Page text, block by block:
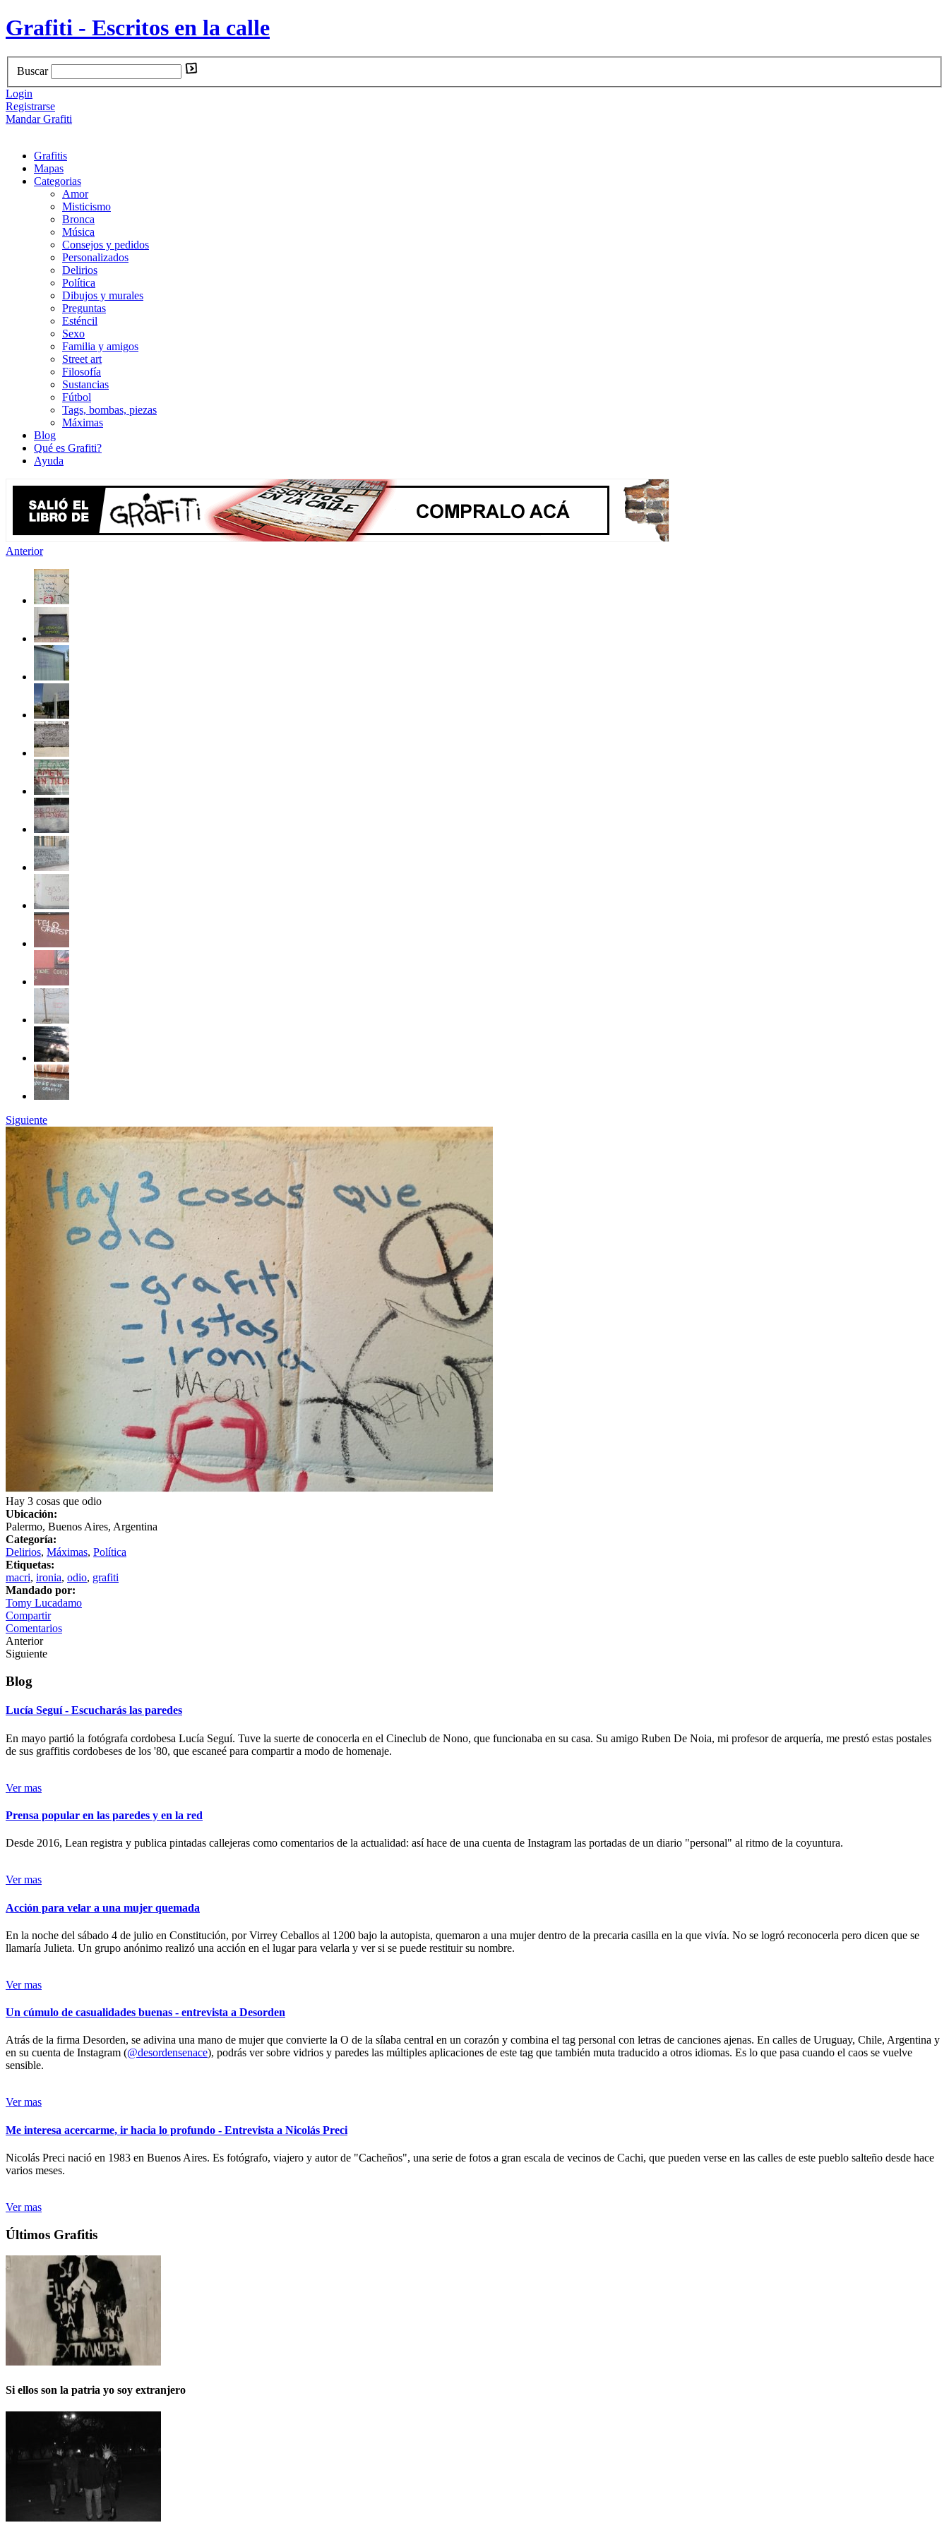
Grafiti - Escritos en la calle
Buscar
Login
Registrarse
Mandar Grafiti
Grafitis
Mapas
Categorias
Amor
Misticismo
Bronca
Música
Consejos y pedidos
Personalizados
Delirios
Política
Dibujos y murales
Preguntas
Esténcil
Sexo
Familia y amigos
Street art
Filosofía
Sustancias
Fútbol
Tags, bombas, piezas
Máximas
Blog
Qué es Grafiti?
Ayuda
Anterior
Siguiente
Hay 3 cosas que odio
Ubicación:
Palermo, Buenos Aires, Argentina
Categoría:
Delirios, Máximas, Política
Etiquetas:
macri, ironia, odio, grafiti
Mandado por:
Tomy Lucadamo
Compartir
Comentarios
Anterior
Siguiente
Blog
Lucía Seguí - Escucharás las paredes
En mayo partió la fotógrafa cordobesa Lucía Seguí. Tuve la suerte de conocerla en el Cineclub de Nono, que funcionaba en su casa. Su amigo Ruben De Noia, mi profesor de arquería, me prestó estas postales
de sus graffitis cordobeses de los '80, que escaneé para compartir a modo de homenaje.
Ver mas
Prensa popular en las paredes y en la red
Desde 2016, Lean registra y publica pintadas callejeras como comentarios de la actualidad: así hace de una cuenta de Instagram las portadas de un diario "personal" al ritmo de la coyuntura.
Ver mas
Acción para velar a una mujer quemada
En la noche del sábado 4 de julio en Constitución, por Virrey Ceballos al 1200 bajo la autopista, quemaron a una mujer dentro de la precaria casilla en la que vivía. No se logró reconocerla pero dicen que se
llamaría Julieta. Un grupo anónimo realizó una acción en el lugar para velarla y ver si se puede restituir su nombre.
Ver mas
Un cúmulo de casualidades buenas - entrevista a Desorden
Atrás de la firma Desorden, se adivina una mano de mujer que convierte la O de la sílaba central en un corazón y combina el tag personal con letras de canciones ajenas. En calles de Uruguay, Chile, Argentina y
en su cuenta de Instagram (@desordensenace), podrás ver sobre vidrios y paredes las múltiples aplicaciones de este tag que también muta traducido a otros idiomas. Es lo que pasa cuando el caos se vuelve
sensible.
Ver mas
Me interesa acercarme, ir hacia lo profundo - Entrevista a Nicolás Preci
Nicolás Preci nació en 1983 en Buenos Aires. Es fotógrafo, viajero y autor de "Cacheños", una serie de fotos a gran escala de vecinos de Cachi, que pueden verse en las calles de este pueblo salteño desde hace
varios meses.
Ver mas
Últimos Grafitis
Si ellos son la patria yo soy extranjero